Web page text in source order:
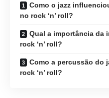
Como o jazz
no rock ‘n’ roll?
Qual a importância da
rock ‘n’ roll?
Como a percussão do
rock ‘n’ roll?